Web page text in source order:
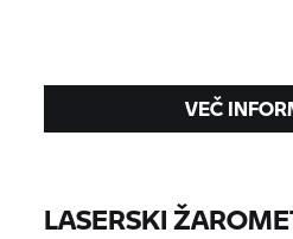
VEČ
LASERSKI